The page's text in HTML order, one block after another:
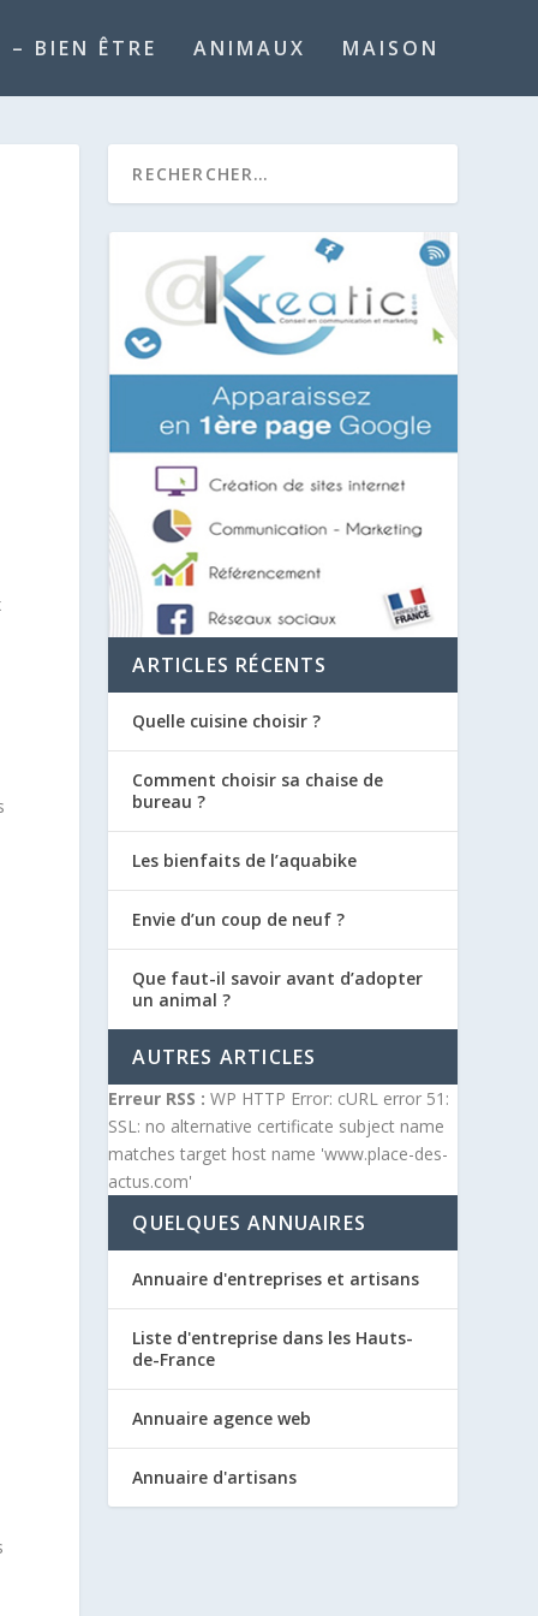
– BIEN ÊTRE ANIMAUX MAISON
ARTICLES RÉCENTS
Quelle cuisine choisir ?
Comment choisir sa chaise de
bureau ?
Les bienfaits de l’aquabike
Envie d’un coup de neuf ?
Que faut-il savoir avant d’adopter
un animal ?
AUTRES ARTICLES
Erreur RSS : WP HTTP Error: cURL error 51:
SSL: no alternative certificate subject name
matches target host name 'www.place-des-
actus.com'
QUELQUES ANNUAIRES
Annuaire d'entreprises et artisans
Liste d'entreprise dans les Hauts-
de-France
Annuaire agence web
Annuaire d'artisans